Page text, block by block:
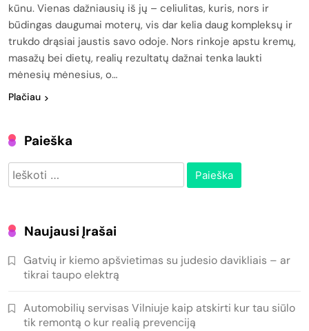
kūnu. Vienas dažniausių iš jų – celiulitas, kuris, nors ir
būdingas daugumai moterų, vis dar kelia daug kompleksų ir
trukdo drąsiai jaustis savo odoje. Nors rinkoje apstu kremų,
masažų bei dietų, realių rezultatų dažnai tenka laukti
mėnesių mėnesius, o…
Plačiau
Paieška
Ieškoti:
Naujausi Įrašai
Gatvių ir kiemo apšvietimas su judesio davikliais – ar
tikrai taupo elektrą
Automobilių servisas Vilniuje kaip atskirti kur tau siūlo
tik remontą o kur realią prevenciją